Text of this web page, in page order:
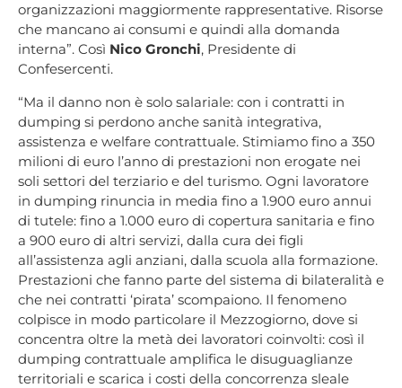
organizzazioni maggiormente rappresentative. Risorse
che mancano ai consumi e quindi alla domanda
interna”. Così Nico Gronchi, Presidente di
Confesercenti.
“Ma il danno non è solo salariale: con i contratti in
dumping si perdono anche sanità integrativa,
assistenza e welfare contrattuale. Stimiamo fino a 350
milioni di euro l’anno di prestazioni non erogate nei
soli settori del terziario e del turismo. Ogni lavoratore
in dumping rinuncia in media fino a 1.900 euro annui
di tutele: fino a 1.000 euro di copertura sanitaria e fino
a 900 euro di altri servizi, dalla cura dei figli
all’assistenza agli anziani, dalla scuola alla formazione.
Prestazioni che fanno parte del sistema di bilateralità e
che nei contratti ‘pirata’ scompaiono. Il fenomeno
colpisce in modo particolare il Mezzogiorno, dove si
concentra oltre la metà dei lavoratori coinvolti: così il
dumping contrattuale amplifica le disuguaglianze
territoriali e scarica i costi della concorrenza sleale